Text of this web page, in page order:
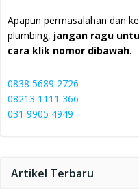
Apapun permasalahan dan
plumbing, jangan ragu
cara klik nomor dibawah.
0838 5689 2726
08213 1111 366
031 9905 4949
Artikel Terbaru